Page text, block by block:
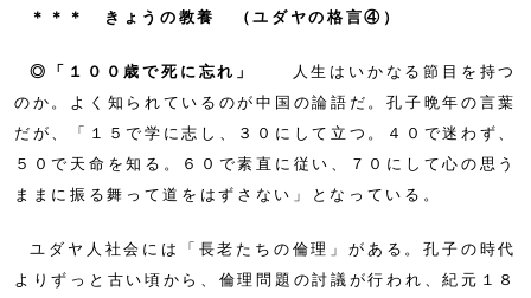
＊＊＊ きょうの教養 （ユダヤの格言④）
◎「１００歳で死に忘れ」
人生はいかなる節目を持つ
のか。よく知られているのが中国の論語だ。孔子晩年の言葉
だが、「１５で学に志し、３０にして立つ。４０で迷わず、
５０で天命を知る。６０で素直に従い、７０にして心の思う
ままに振る舞って道をはずさない」となっている。
ユダヤ人社会には「長老たちの倫理」がある。孔子の時代
よりずっと古い頃から、倫理問題の討議が行われ、紀元１８